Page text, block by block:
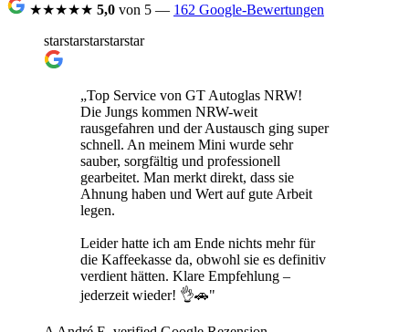
★★★★★ 5,0 von 5 — 162 Google-Bewertungen
starstarstarstarstar
„Top Service von GT Autoglas NRW!
Die Jungs kommen NRW-weit
rausgefahren und der Austausch ging super
schnell. An meinem Mini wurde sehr
sauber, sorgfältig und professionell
gearbeitet. Man merkt direkt, dass sie
Ahnung haben und Wert auf gute Arbeit
legen.
Leider hatte ich am Ende nichts mehr für
die Kaffeekasse da, obwohl sie es definitiv
verdient hätten. Klare Empfehlung –
jederzeit wieder! 👌🚗"